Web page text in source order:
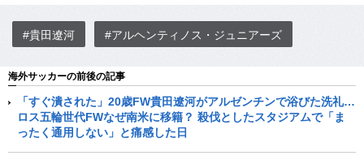
#貴田遼河 #アルヘンティノス・ジュニアーズ
海外サッカーの前後の記事
「すぐ潰された」20歳FW貴田遼河がアルゼンチンで浴びた洗礼…
ロス五輪世代FWなぜ南米に移籍？ 殺伐としたスタジアムで「ま
ったく通用しない」と痛感した日